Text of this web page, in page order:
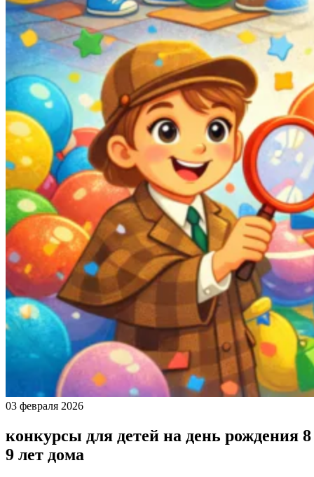
03 февраля 2026
конкурсы для детей на день рождения 8
9 лет дома